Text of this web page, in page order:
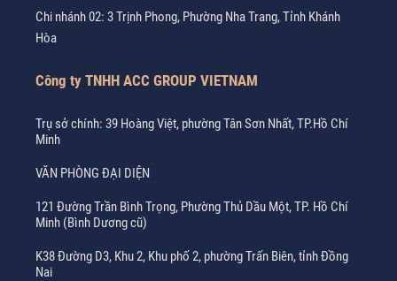
Chi nhánh 02: 3 Trịnh Phong, Phường Nha Trang, Tỉnh Khánh
Hòa
Công ty TNHH ACC GROUP VIETNAM
Trụ sở chính: 39 Hoàng Việt, phường Tân Sơn Nhất, TP.Hồ Chí
Minh
VĂN PHÒNG ĐẠI DIỆN
121 Đường Trần Bình Trọng, Phường Thủ Dầu Một, TP. Hồ Chí
Minh (Bình Dương cũ)
K38 Đường D3, Khu 2, Khu phố 2, phường Trấn Biên, tỉnh Đồng
Nai